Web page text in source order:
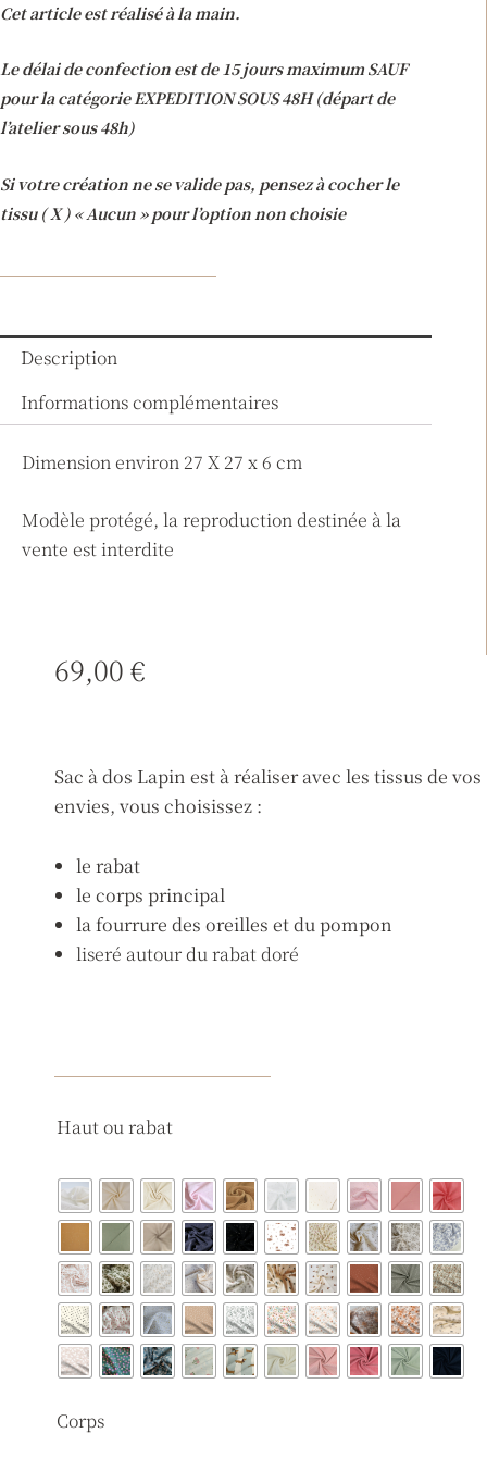
Cet article est réalisé à la main.
Le délai de confection est de 15 jours maximum SAUF
pour la catégorie EXPEDITION SOUS 48H (départ de
l’atelier sous 48h)
Si votre création ne se valide pas, pensez à cocher le
tissu ( X ) « Aucun » pour l’option non choisie
Description
Informations complémentaires
Dimension environ 27 X 27 x 6 cm
Modèle protégé, la reproduction destinée à la
vente est interdite
69,00€
Sac à dos Lapin est à réaliser avec les tissus de vos
envies, vous choisissez :
le rabat
le corps principal
la fourrure des oreilles et du pompon
liseré autour du rabat doré
Haut ou rabat
Corps
de
à
dos
lapin